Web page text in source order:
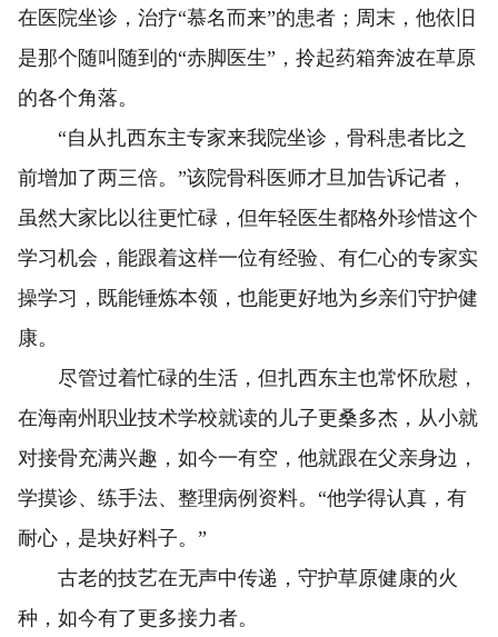
在医院坐诊，治疗“慕名而来”的患者；周末，他依旧
是那个随叫随到的“赤脚医生”，拎起药箱奔波在草原
的各个角落。
“自从扎西东主专家来我院坐诊，骨科患者比之
前增加了两三倍。”该院骨科医师才旦加告诉记者，
虽然大家比以往更忙碌，但年轻医生都格外珍惜这个
学习机会，能跟着这样一位有经验、有仁心的专家实
操学习，既能锤炼本领，也能更好地为乡亲们守护健
康。
尽管过着忙碌的生活，但扎西东主也常怀欣慰，
在海南州职业技术学校就读的儿子更桑多杰，从小就
对接骨充满兴趣，如今一有空，他就跟在父亲身边，
学摸诊、练手法、整理病例资料。“他学得认真，有
耐心，是块好料子。”
古老的技艺在无声中传递，守护草原健康的火
种，如今有了更多接力者。